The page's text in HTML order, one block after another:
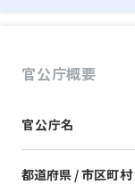
官公庁概要
官公庁名
都道府県 / 市区町村